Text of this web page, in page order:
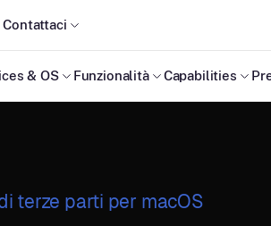
Contattaci
& OS Funzionalità Capabilities
terze parti per macOS